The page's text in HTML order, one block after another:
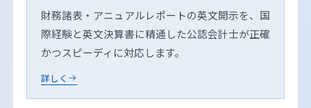
財務諸表・アニュアルレポートの英文開示を、国
際経験と英文決算書に精通した公認会計士が正確
かつスピーディに対応します。
詳しく